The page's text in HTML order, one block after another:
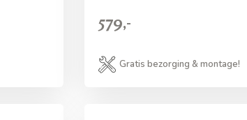
579,-
Gratis bezorging & montage!